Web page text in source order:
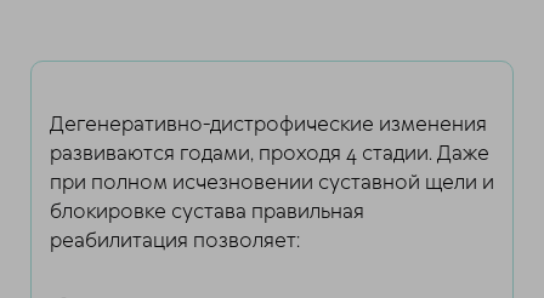
Дегенеративно-дистрофические изменения
развиваются годами, проходя 4 стадии. Даже
при полном исчезновении суставной щели и
блокировке сустава правильная
реабилитация позволяет: